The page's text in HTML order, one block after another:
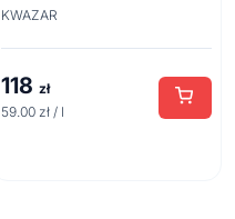
acid line 2L
KWAZAR
118 zł
59.00 zł / l